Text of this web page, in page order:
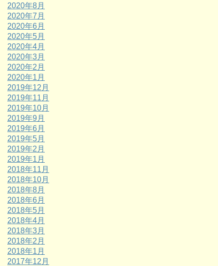
2020年8月
2020年7月
2020年6月
2020年5月
2020年4月
2020年3月
2020年2月
2020年1月
2019年12月
2019年11月
2019年10月
2019年9月
2019年6月
2019年5月
2019年2月
2019年1月
2018年11月
2018年10月
2018年8月
2018年6月
2018年5月
2018年4月
2018年3月
2018年2月
2018年1月
2017年12月